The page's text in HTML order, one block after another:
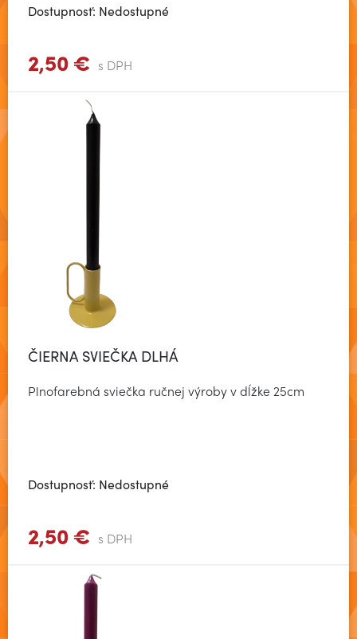
Dostupnosť: Nedostupné
2,50 € s DPHZobraziť viac
ČIERNA SVIEČKA DLHÁ
Plnofarebná sviečka ručnej výroby v dĺžke 25cm
Dostupnosť: Nedostupné
2,50 € s DPHZobraziť viac